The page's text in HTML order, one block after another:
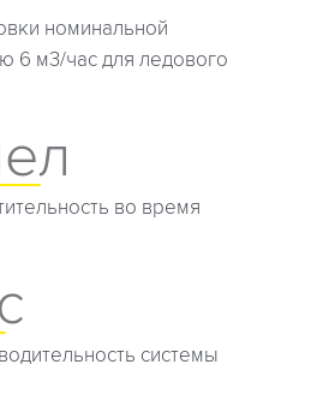
номинальной
6 м3/час для ледового
во время
системы